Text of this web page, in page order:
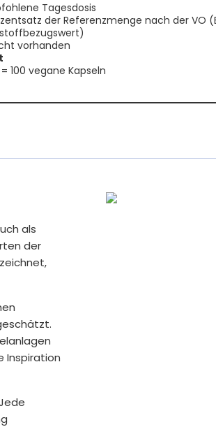
Tagesdosis
der Referenzmenge nach der VO
vorhanden
= 100 vegane Kapseln
als
der
Inspiration